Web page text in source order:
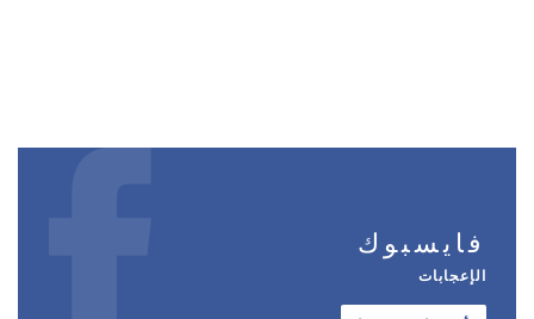
فايسبوك
الإعجابات